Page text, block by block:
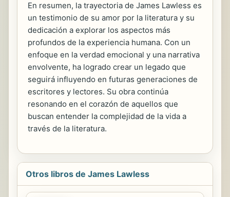
En resumen, la trayectoria de James Lawless es
un testimonio de su amor por la literatura y su
dedicación a explorar los aspectos más
profundos de la experiencia humana. Con un
enfoque en la verdad emocional y una narrativa
envolvente, ha logrado crear un legado que
seguirá influyendo en futuras generaciones de
escritores y lectores. Su obra continúa
resonando en el corazón de aquellos que
buscan entender la complejidad de la vida a
través de la literatura.
Otros libros de James Lawless